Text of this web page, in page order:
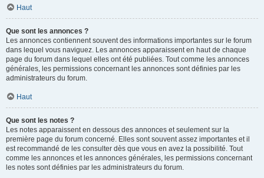
Haut
Que sont les annonces ?
Les annonces contiennent souvent des informations importantes sur le forum
dans lequel vous naviguez. Les annonces apparaissent en haut de chaque
page du forum dans lequel elles ont été publiées. Tout comme les annonces
générales, les permissions concernant les annonces sont définies par les
administrateurs du forum.
Haut
Que sont les notes ?
Les notes apparaissent en dessous des annonces et seulement sur la
première page du forum concerné. Elles sont souvent assez importantes et il
est recommandé de les consulter dès que vous en avez la possibilité. Tout
comme les annonces et les annonces générales, les permissions concernant
les notes sont définies par les administrateurs du forum.